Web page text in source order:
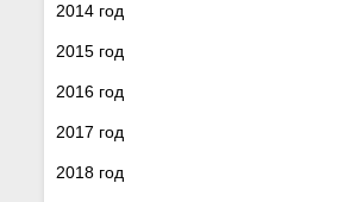
2014 год
2015 год
2016 год
2017 год
2018 год